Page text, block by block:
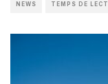
NEWS TEMPS DE